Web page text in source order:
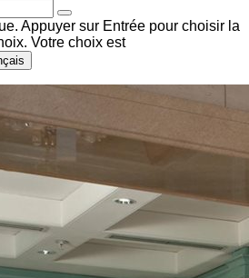
Appuyer sur Entrée pour choisir la
Votre choix est